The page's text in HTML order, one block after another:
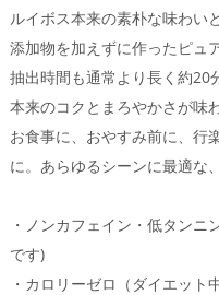
ルイボス本来の素朴な味わい
添加物を加えずに作ったピュ
抽出時間も通常より長く約20
本来のコクとまろやかさが味
お食事に、おやすみ前に、行
に。あらゆるシーンに最適な
・ノンカフェイン・低タン
です)
・カロリーゼロ（ダイエット